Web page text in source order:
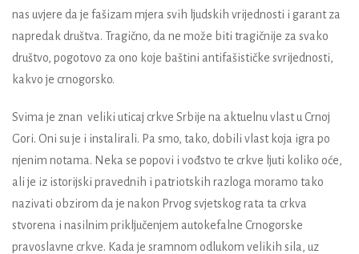
nas uvjere da je fašizam mjera svih ljudskih vrijednosti i garant za
napredak društva. Tragično, da ne može biti tragičnije za svako
društvo, pogotovo za ono koje baštini antifašističke svrijednosti,
kakvo je crnogorsko.
Svima je znan veliki uticaj crkve Srbije na aktuelnu vlast u Crnoj
Gori. Oni su je i instalirali. Pa smo, tako, dobili vlast koja igra po
njenim notama. Neka se popovi i vođstvo te crkve ljuti koliko oće,
ali je iz istorijski pravednih i patriotskih razloga moramo tako
nazivati obzirom da je nakon Prvog svjetskog rata ta crkva
stvorena i nasilnim priključenjem autokefalne Crnogorske
pravoslavne crkve. Kada je sramnom odlukom velikih sila, uz